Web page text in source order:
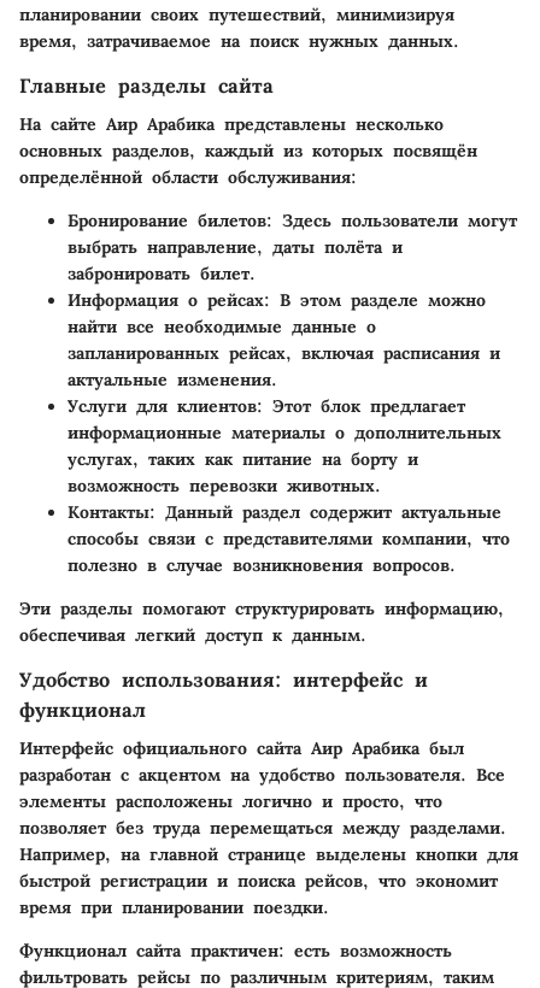
планировании своих путешествий, минимизируя
время, затрачиваемое на поиск нужных данных.
Главные разделы сайта
На сайте Аир Арабика представлены несколько
основных разделов, каждый из которых посвящён
определённой области обслуживания:
Бронирование билетов: Здесь пользователи могут
выбрать направление, даты полёта и
забронировать билет.
Информация о рейсах: В этом разделе можно
найти все необходимые данные о
запланированных рейсах, включая расписания и
актуальные изменения.
Услуги для клиентов: Этот блок предлагает
информационные материалы о дополнительных
услугах, таких как питание на борту и
возможность перевозки животных.
Контакты: Данный раздел содержит актуальные
способы связи с представителями компании, что
полезно в случае возникновения вопросов.
Эти разделы помогают структурировать информацию,
обеспечивая легкий доступ к данным.
Удобство использования: интерфейс и
функционал
Интерфейс официального сайта Аир Арабика был
разработан с акцентом на удобство пользователя. Все
элементы расположены логично и просто, что
позволяет без труда перемещаться между разделами.
Например, на главной странице выделены кнопки для
быстрой регистрации и поиска рейсов, что экономит
время при планировании поездки.
Функционал сайта практичен: есть возможность
фильтровать рейсы по различным критериям, таким